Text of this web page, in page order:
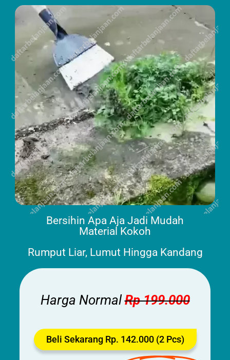
Bersihin Apa Aja Jadi Mudah
Material Kokoh
Rumput Liar, Lumut Hingga Kandang
Harga NormalRp 199.000
Beli Sekarang Rp. 142.000 (2 Pcs)